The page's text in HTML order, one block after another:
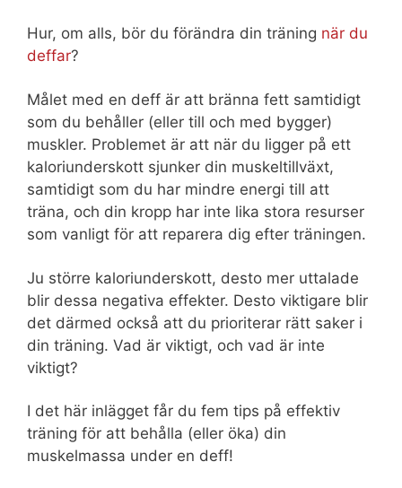
Hur, om alls, bör du förändra din träning när du
deffar?
Målet med en deff är att bränna fett samtidigt
som du behåller (eller till och med bygger)
muskler. Problemet är att när du ligger på ett
kaloriunderskott sjunker din muskeltillväxt,
samtidigt som du har mindre energi till att
träna, och din kropp har inte lika stora resurser
som vanligt för att reparera dig efter träningen.
Ju större kaloriunderskott, desto mer uttalade
blir dessa negativa effekter. Desto viktigare blir
det därmed också att du prioriterar rätt saker i
din träning. Vad är viktigt, och vad är inte
viktigt?
I det här inlägget får du fem tips på effektiv
träning för att behålla (eller öka) din
muskelmassa under en deff!